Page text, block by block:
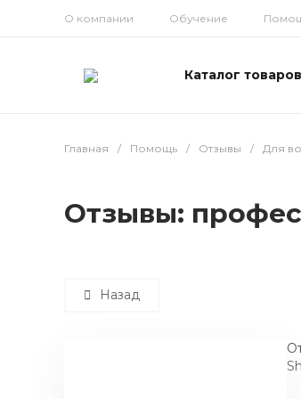
О компании Обучение
Каталог товаров
Главная / Помощь / Отзывы / Для
Отзывы:
Назад